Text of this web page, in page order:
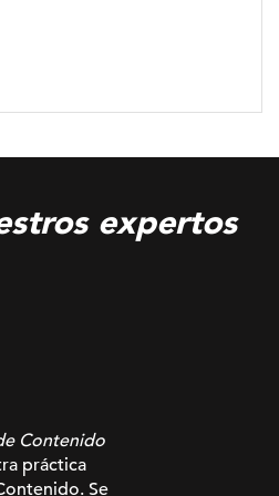
expertos
Contenido
práctica
Se